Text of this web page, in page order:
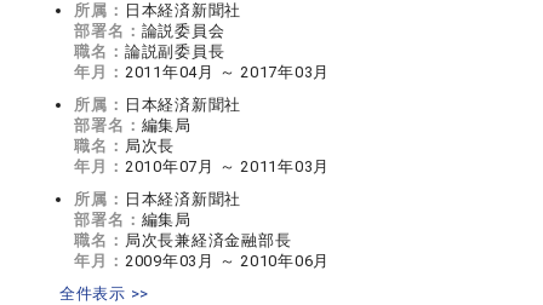
所属： 日本経済新聞社
部署名： 論説委員会
職名： 論説副委員長
年月： 2011年04月 ～ 2017年03月
所属： 日本経済新聞社
部署名： 編集局
職名： 局次長
年月： 2010年07月 ～ 2011年03月
所属： 日本経済新聞社
部署名： 編集局
職名： 局次長兼経済金融部長
年月： 2009年03月 ～ 2010年06月
全件表示 >>